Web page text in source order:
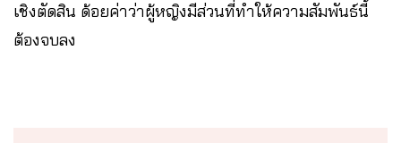
เชิงตัดสิน ด้อยค่าว่าผู้หญิงมีส่วนที่ทำให้ความสัมพันธ์นี้
ต้องจบลง